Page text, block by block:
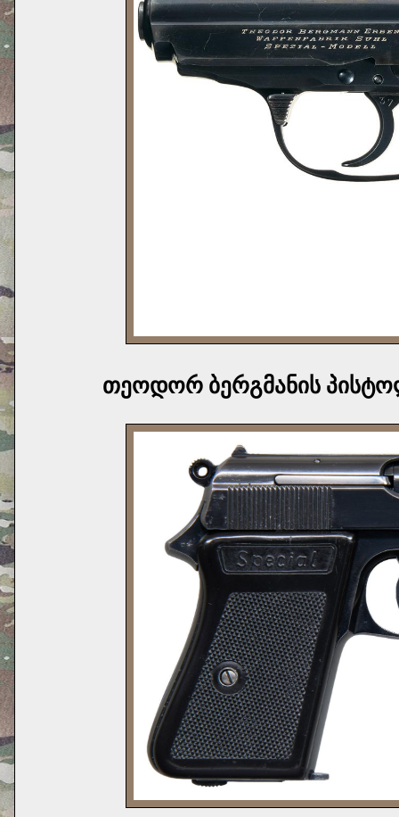
თეოდორ ბერგმანის